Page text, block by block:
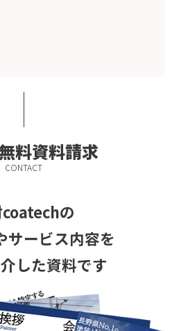
料資料請求
CONTACT
の
サービス内容を
した資料です